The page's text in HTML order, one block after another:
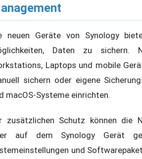
neuen Geräte von Synology
Daten zu sichern.
Laptops und mobile
sichern oder eigene
macOS-Systeme einrichten.
zusätzlichen Schutz können die
auf dem Synology Gerät
und